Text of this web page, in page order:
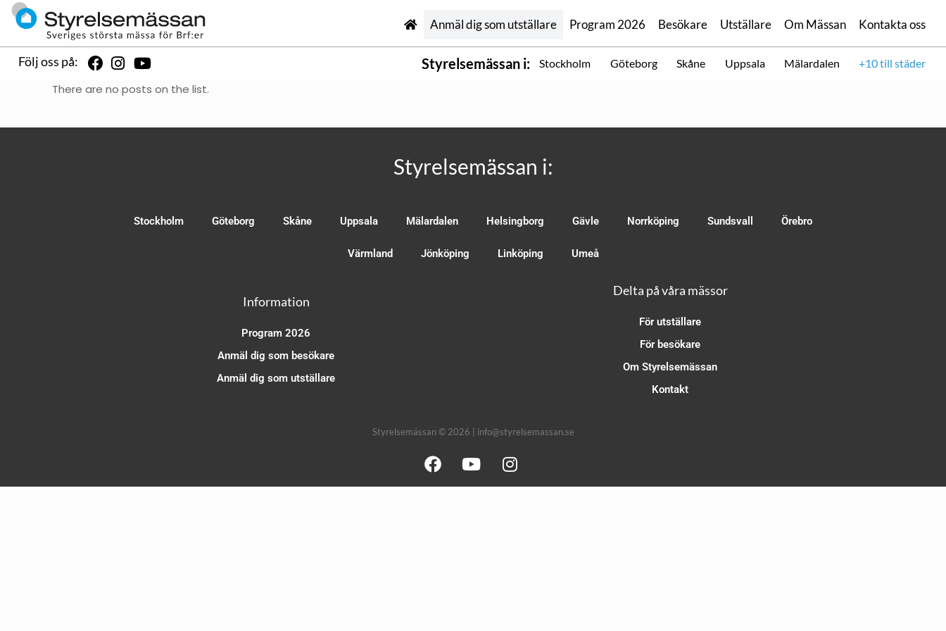
Anmäl dig som utställare Program 2026 Besökare Utställare Om Mässan Kontakta oss
Följ oss på: Styrelsemässan i: Stockholm Göteborg Skåne Uppsala Mälardalen +10 till städer
There are no posts on the list.
Styrelsemässan i:
Stockholm Göteborg Skåne Uppsala Mälardalen Helsingborg Gävle Norrköping Sundsvall Örebro
Värmland Jönköping Linköping Umeå
Information
Program 2026
Anmäl dig som besökare
Anmäl dig som utställare
Delta på våra mässor
För utställare
För besökare
Om Styrelsemässan
Kontakt
Styrelsemässan © 2026 | info@styrelsemassan.se